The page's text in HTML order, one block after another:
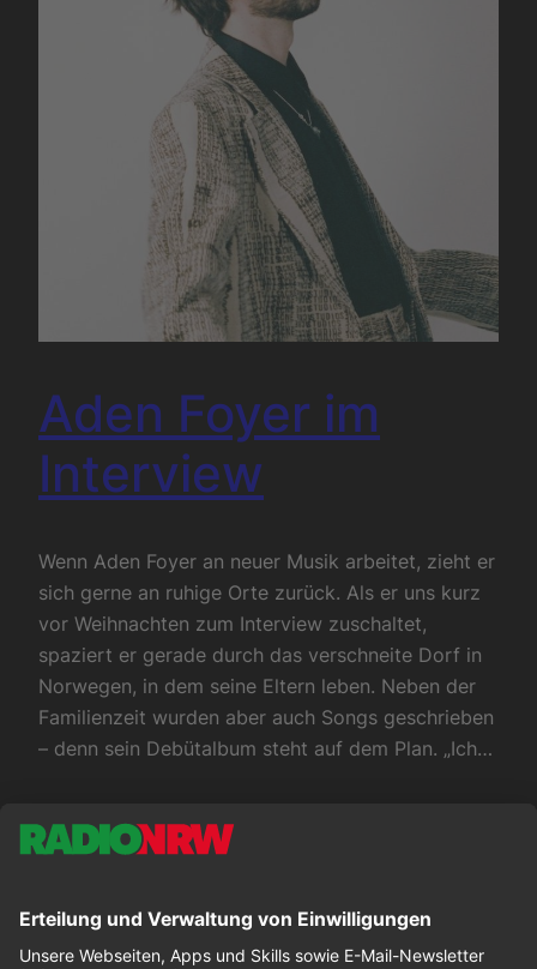
Aden Foyer im
Interview
Wenn Aden Foyer an neuer Musik arbeitet, zieht er
sich gerne an ruhige Orte zurück. Als er uns kurz
vor Weihnachten zum Interview zuschaltet,
spaziert er gerade durch das verschneite Dorf in
Norwegen, in dem seine Eltern leben. Neben der
Familienzeit wurden aber auch Songs geschrieben
– denn sein Debütalbum steht auf dem Plan. „Ich…